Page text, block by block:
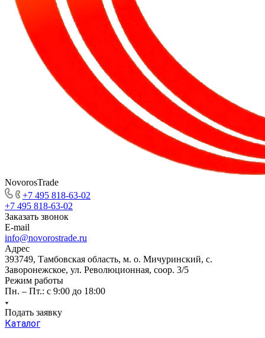
NovorosTrade
+7 495 818-63-02
+7 495 818-63-02
Заказать звонок
E-mail
info@novorostrade.ru
Адрес
393749, Тамбовская область, м. о. Мичуринский, с.
Заворонежское, ул. Революционная, соор. 3/5
Режим работы
Пн. – Пт.: с 9:00 до 18:00
Подать заявку
Каталог